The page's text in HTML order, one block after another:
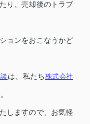
り、売却後のトラブ
ョンをおこなうかど
は、私たち株式会社
しますので、お気軽